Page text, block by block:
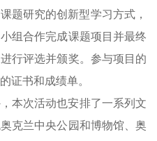
课题研究的创新型学习方式，
组合作完成课题项目并最终
行评选并颁奖。参与项目的
证书和成绩单。
本次活动也安排了一系列文
克兰中央公园和博物馆、奥